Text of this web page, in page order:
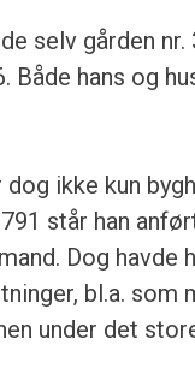
selv gården
Både hans og
dog ikke kun
står han
Dog
bl.a.
under det